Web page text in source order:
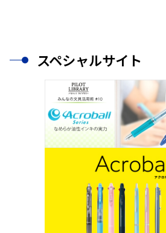
スペシャルサイト